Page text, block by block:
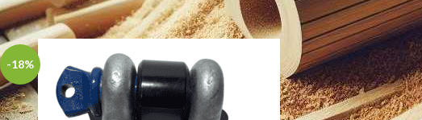
Kezdőlap “offroad” címkével rendelkező termékek
-18%